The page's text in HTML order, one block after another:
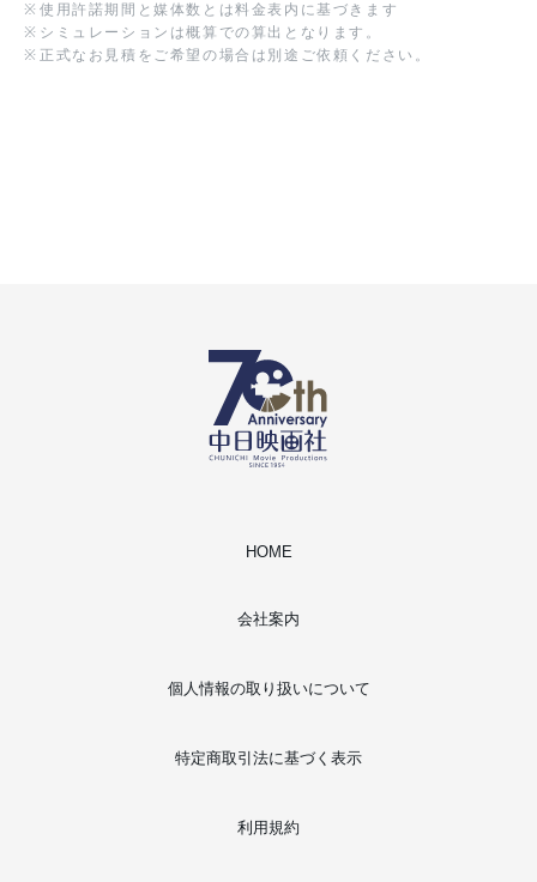
※ 使用許諾期間と媒体数とは料金表内に基づきます
※ シミュレーションは概算での算出となります。
※ 正式なお見積をご希望の場合は別途ご依頼ください。
HOME
会社案内
個人情報の取り扱いについて
特定商取引法に基づく表示
利用規約